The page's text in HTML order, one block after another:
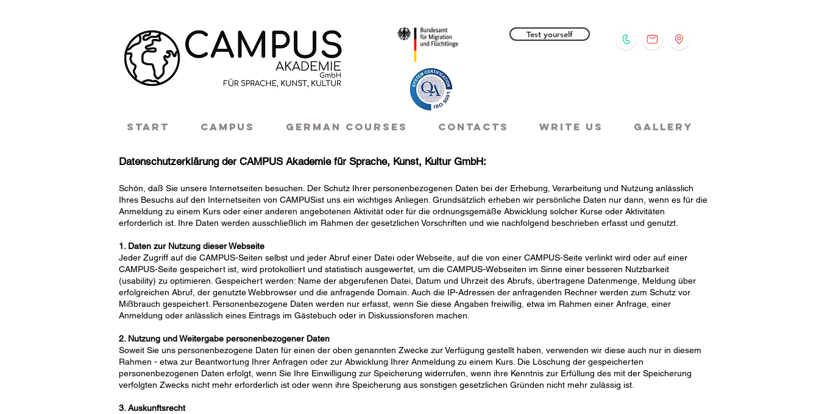
Test yourself
START CAMPUS German courses CONTACTS Write us Gallery
Datenschutzerklärung der CAMPUS Akademie für Sprache, Kunst, Kultur GmbH:
Schön, daß Sie unsere Internetseiten besuchen. Der Schutz Ihrer personenbezogenen Daten bei der Erhebung, Verarbeitung und Nutzung anlässlich
Ihres Besuchs auf den Internetseiten von CAMPUSist uns ein wichtiges Anliegen. Grundsätzlich erheben wir persönliche Daten nur dann, wenn es für die
Anmeldung zu einem Kurs oder einer anderen angebotenen Aktivität oder für die ordnungsgemäße Abwicklung solcher Kurse oder Aktivitäten
erforderlich ist. Ihre Daten werden ausschließlich im Rahmen der gesetzlichen Vorschriften und wie nachfolgend beschrieben erfasst und genutzt.
1. Daten zur Nutzung dieser Webseite
Jeder Zugriff auf die CAMPUS-Seiten selbst und jeder Abruf einer Datei oder Webseite, auf die von einer CAMPUS-Seite verlinkt wird oder auf einer
CAMPUS-Seite gespeichert ist, wird protokolliert und statistisch ausgewertet, um die CAMPUS-Webseiten im Sinne einer besseren Nutzbarkeit
(usability) zu optimieren. Gespeichert werden: Name der abgerufenen Datei, Datum und Uhrzeit des Abrufs, übertragene Datenmenge, Meldung über
erfolgreichen Abruf, der genutzte Webbrowser und die anfragende Domain. Auch die IP-Adressen der anfragenden Rechner werden zum Schutz vor
Mißbrauch gespeichert. Personenbezogene Daten werden nur erfasst, wenn Sie diese Angaben freiwillig, etwa im Rahmen einer Anfrage, einer
Anmeldung oder anlässlich eines Eintrags im Gästebuch oder in Diskussionsforen machen.
2. Nutzung und Weitergabe personenbezogener Daten
Soweit Sie uns personenbezogene Daten für einen der oben genannten Zwecke zur Verfügung gestellt haben, verwenden wir diese auch nur in diesem
Rahmen - etwa zur Beantwortung Ihrer Anfragen oder zur Abwicklung Ihrer Anmeldung zu einem Kurs. Die Löschung der gespeicherten
personenbezogenen Daten erfolgt, wenn Sie Ihre Einwilligung zur Speicherung widerrufen, wenn ihre Kenntnis zur Erfüllung des mit der Speicherung
verfolgten Zwecks nicht mehr erforderlich ist oder wenn ihre Speicherung aus sonstigen gesetzlichen Gründen nicht mehr zulässig ist.
3. Auskunftsrecht